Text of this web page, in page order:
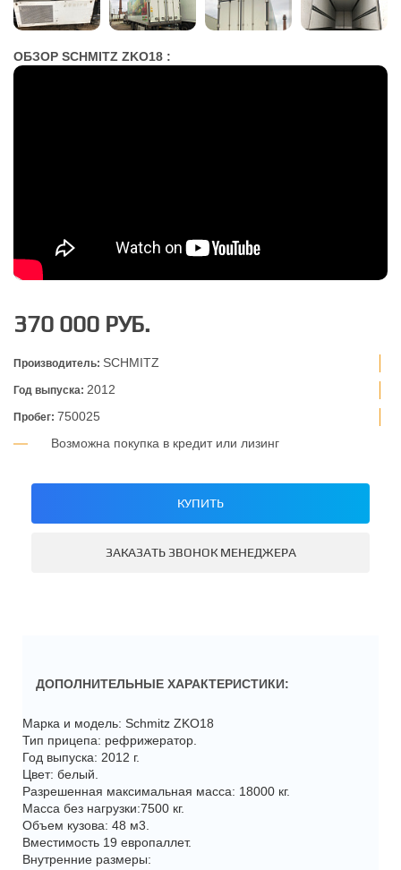
ОБЗОР SCHMITZ ZKO18 :
370 000 РУБ.
Производитель: SCHMITZ
Год выпуска: 2012
Пробег: 750025
Возможна покупка в кредит или лизинг
КУПИТЬ
ЗАКАЗАТЬ ЗВОНОК МЕНЕДЖЕРА
ДОПОЛНИТЕЛЬНЫЕ ХАРАКТЕРИСТИКИ:
Марка и модель: Schmitz ZKO18
Тип прицепа: рефрижератор.
Год выпуска: 2012 г.
Цвет: белый.
Разрешенная максимальная масса: 18000 кг.
Масса без нагрузки:7500 кг.
Объем кузова: 48 м3.
Вместимость 19 европаллет.
Внутренние размеры: